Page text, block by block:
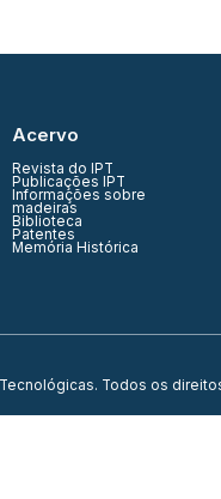
Acervo
Revista do IPT
Publicações IPT
Informações sobre
madeiras
Biblioteca
Patentes
Memória Histórica
Todos os